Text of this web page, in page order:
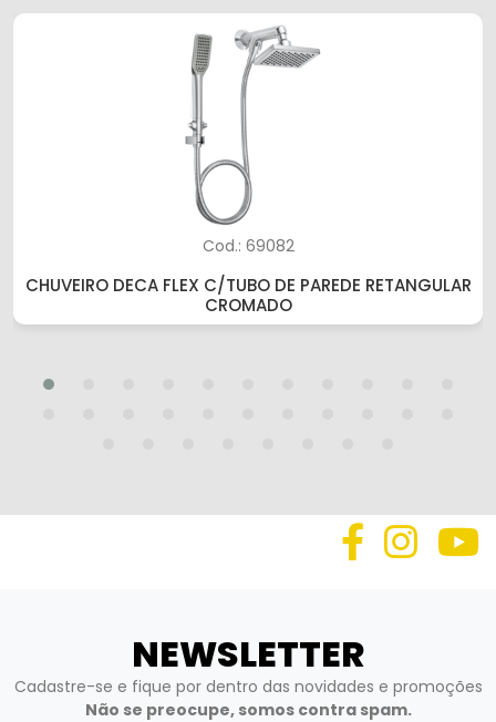
Cod.: 69082
CHUVEIRO DECA FLEX C/TUBO DE PAREDE RETANGULAR
CROMADO
NEWSLETTER
Cadastre-se e fique por dentro das novidades e promoções
Não se preocupe, somos contra spam.